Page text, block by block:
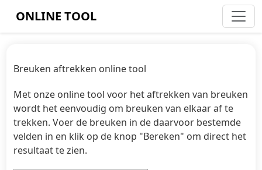
ONLINE TOOL
Breuken aftrekken online tool
Met onze online tool voor het aftrekken van breuken
wordt het eenvoudig om breuken van elkaar af te
trekken. Voer de breuken in de daarvoor bestemde
velden in en klik op de knop "Bereken" om direct het
resultaat te zien.